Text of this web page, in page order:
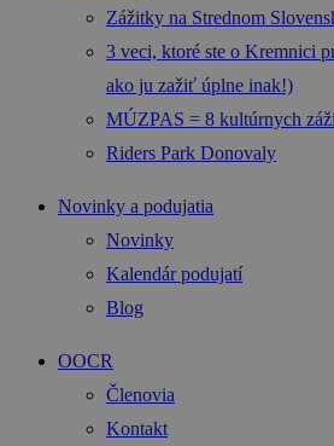
Zážitky na Strednom
3 veci, ktoré ste o Kremnici
ako ju zažiť úplne inak!)
MÚZPAS = 8 kultúrnych
Riders Park Donovaly
Novinky a podujatia
Novinky
Kalendár podujatí
Blog
OOCR
Členovia
Kontakt